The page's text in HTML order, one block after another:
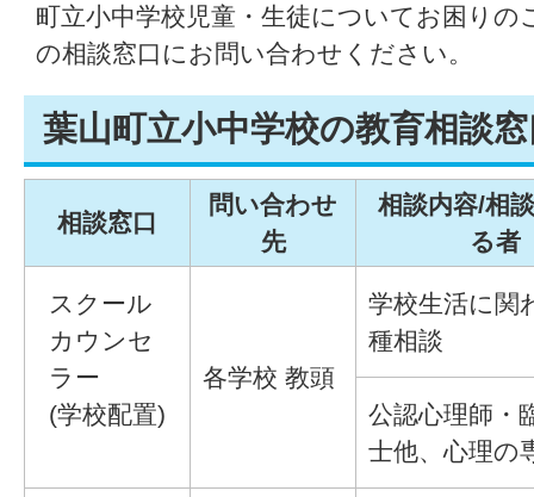
町立小中学校児童・生徒についてお困り
の相談窓口にお問い合わせください。
葉山町立小中学校の教育相談
相談窓口
問い合わせ
先
相談内容/相
る者
スクール
カウンセ
ラー
(学校配置)
各学校 教頭
学校生活に関
種相談
公認心理師・
士他、心理の